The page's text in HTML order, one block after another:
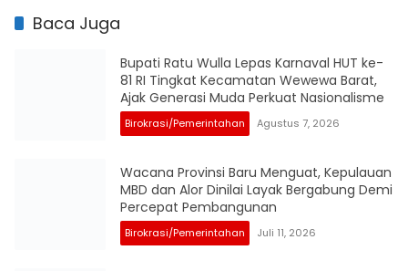
Baca Juga
Bupati Ratu Wulla Lepas Karnaval HUT ke-
81 RI Tingkat Kecamatan Wewewa Barat,
Ajak Generasi Muda Perkuat Nasionalisme
Birokrasi/Pemerintahan Agustus 7, 2026
Wacana Provinsi Baru Menguat, Kepulauan
MBD dan Alor Dinilai Layak Bergabung Demi
Percepat Pembangunan
Birokrasi/Pemerintahan Juli 11, 2026